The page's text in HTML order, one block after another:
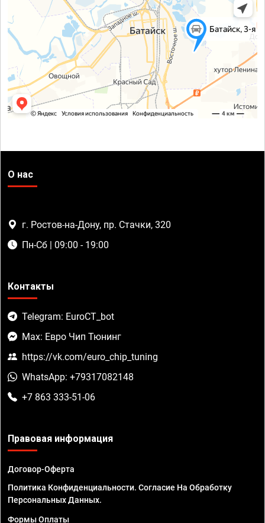
О нас
г. Ростов-на-Дону, пр. Стачки, 320
Пн-Сб | 09:00 - 19:00
Контакты
Telegram: EuroCT_bot
Max: Евро Чип Тюнинг
https://vk.com/euro_chip_tuning
WhatsApp: +79317082148
+7 863 333-51-06
Правовая информация
Договор-Оферта
Политика Конфиденциальности. Согласие На Обработку
Персональных Данных.
Формы Оплаты